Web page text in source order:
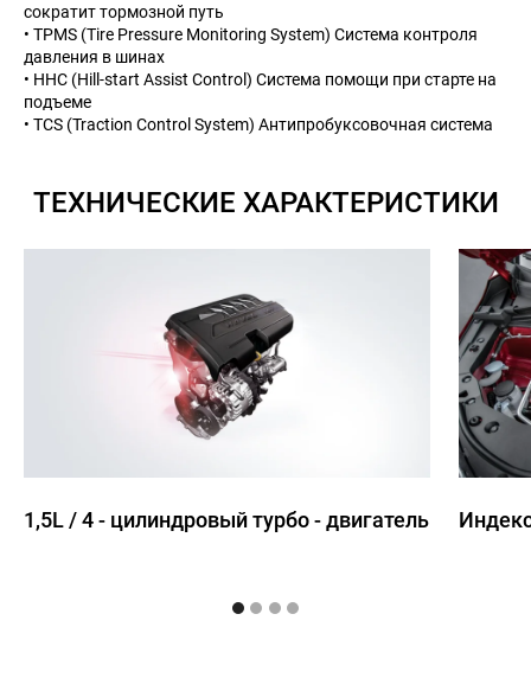
сократит тормозной путь
• TPMS (Tire Pressure Monitoring System) Система контроля
давления в шинах
• HHC (Hill-start Assist Control) Система помощи при старте на
подъеме
• TCS (Traction Control System) Антипробуксовочная система
ТЕХНИЧЕСКИЕ ХАРАКТЕРИСТИКИ
1,5L / 4 - цилиндровый турбо - двигатель